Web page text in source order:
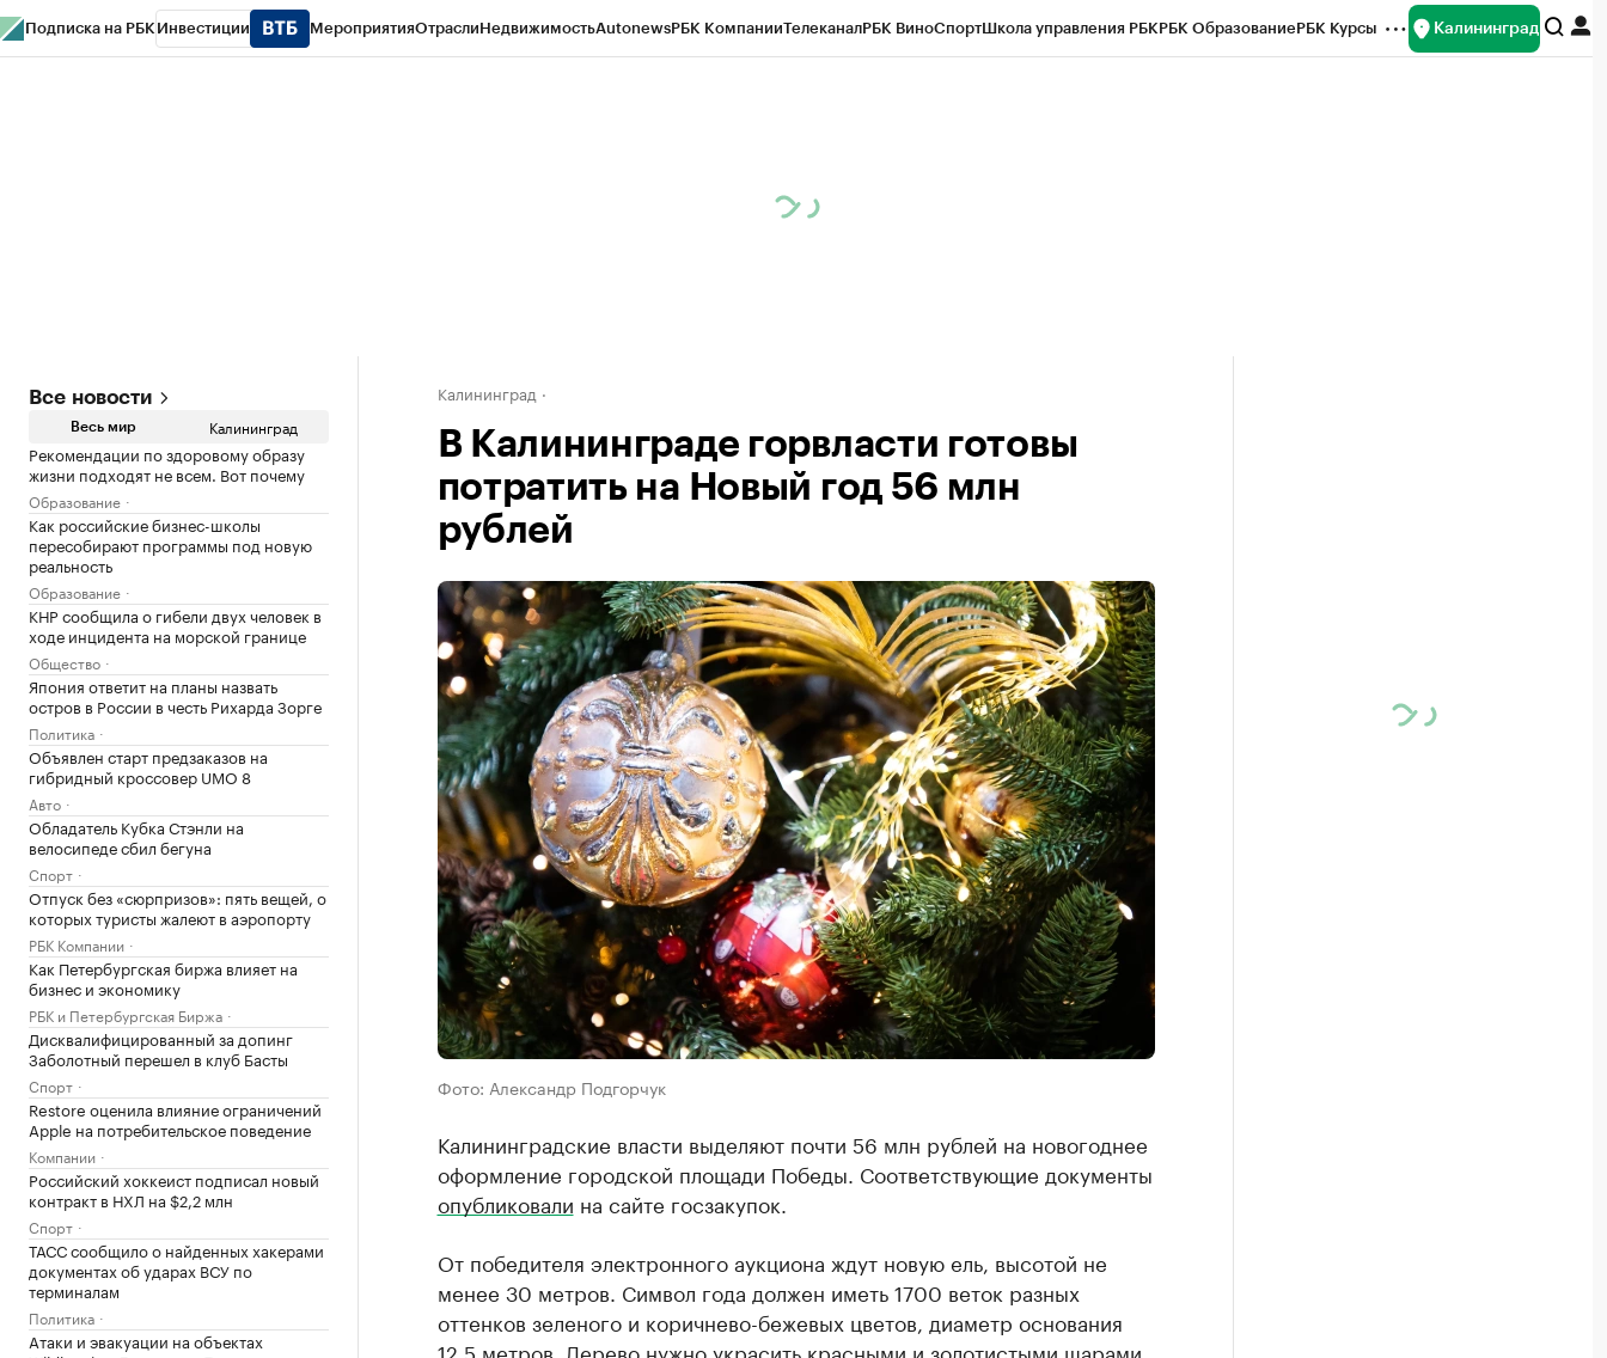
Подписка на РБК Инвестиции МероприятияОтраслиНедвижимостьAutonewsРБК КомпанииТелеканалРБК ВиноСпортШкола управления РБКРБК ОбразованиеРБК Курсы Калининград
Все новости
Весь мир Калининград
Рекомендации по здоровому образу
жизни подходят не всем. Вот почему
Образование
Как российские бизнес-школы
пересобирают программы под новую
реальность
Образование
КНР сообщила о гибели двух человек в
ходе инцидента на морской границе
Общество
Япония ответит на планы назвать
остров в России в честь Рихарда Зорге
Политика
Объявлен старт предзаказов на
гибридный кроссовер UMO 8
Авто
Обладатель Кубка Стэнли на
велосипеде сбил бегуна
Спорт
Отпуск без «сюрпризов»: пять вещей, о
которых туристы жалеют в аэропорту
РБК Компании
Как Петербургская биржа влияет на
бизнес и экономику
РБК и Петербургская Биржа
Дисквалифицированный за допинг
Заболотный перешел в клуб Басты
Спорт
Restore оценила влияние ограничений
Apple на потребительское поведение
Компании
Российский хоккеист подписал новый
контракт в НХЛ на $2,2 млн
Спорт
ТАСС сообщило о найденных хакерами
документах об ударах ВСУ по
терминалам
Политика
Атаки и эвакуации на объектах
Калининград
В Калининграде горвласти готовы
потратить на Новый год 56 млн
рублей
Фото: Александр Подгорчук
Калининградские власти выделяют почти 56 млн рублей на новогоднее
оформление городской площади Победы. Соответствующие документы
опубликовали на сайте госзакупок.
От победителя электронного аукциона ждут новую ель, высотой не
менее 30 метров. Символ года должен иметь 1700 веток разных
оттенков зеленого и коричнево-бежевых цветов, диаметр основания
12,5 метров. Дерево нужно украсить красными и золотистыми шарами,